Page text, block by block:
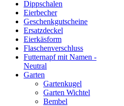
Dippschalen
Eierbecher
Geschenkgutscheine
Ersatzdeckel
Eierkäsform
Flaschenverschluss
Futternapf mit Namen -
Neutral
Garten
Gartenkugel
Garten Wichtel
Bembel